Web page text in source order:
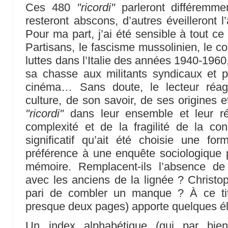
Ces 480 "ricordi"parleront
resteront abscons, d’autres éveilleront
Pour ma part, j’ai été sensible à tout
Partisans, le fascisme mussolinien, le
luttes dans l’Italie des années 1940-
sa chasse aux militants syndicaux et
cinéma… Sans doute, le lecteur
culture, de son savoir, de ses origines
"ricordi"dans leur ensemble et leur
complexité et de la fragilité de la
significatif qu’ait été choisie une
préférence à une enquête
mémoire. Remplacent-ils l’absence
avec les anciens de la lignée ?
pari de combler un manque ? À ce
presque deux pages) apporte quelques